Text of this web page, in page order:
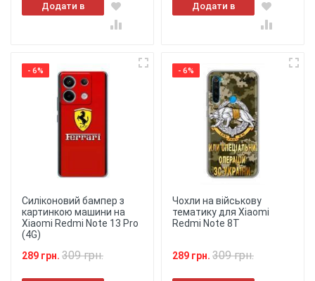
Додати в
кошик
Додати в
кошик
- 6%
Силіконовий бампер з
картинкою машини на
Xiaomi Redmi Note 13 Pro
(4G)
289 грн. 309 грн.
- 6%
Чохли на військову
тематику для Xiaomi
Redmi Note 8T
289 грн. 309 грн.